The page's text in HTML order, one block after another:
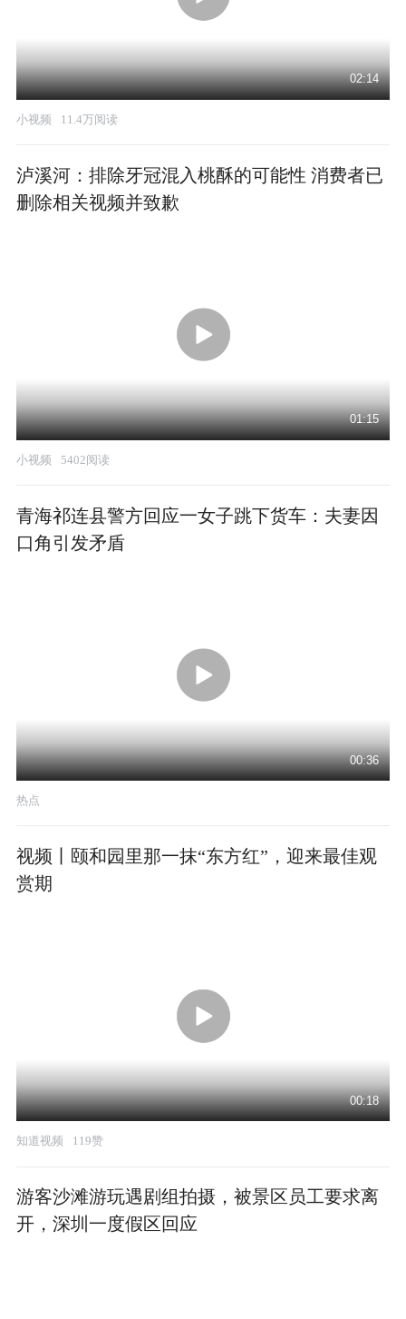
02:14
小视频 11.4万阅读
泸溪河：排除牙冠混入桃酥的可能性 消费者已
删除相关视频并致歉
01:15
小视频 5402阅读
青海祁连县警方回应一女子跳下货车：夫妻因
口角引发矛盾
00:36
热点
视频丨颐和园里那一抹“东方红”，迎来最佳观
赏期
00:18
知道视频 119赞
游客沙滩游玩遇剧组拍摄，被景区员工要求离
开，深圳一度假区回应